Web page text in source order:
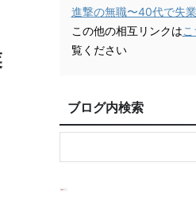
進撃の無職〜40代で失
この他の相互リンクは
覧ください
ブログ内検索